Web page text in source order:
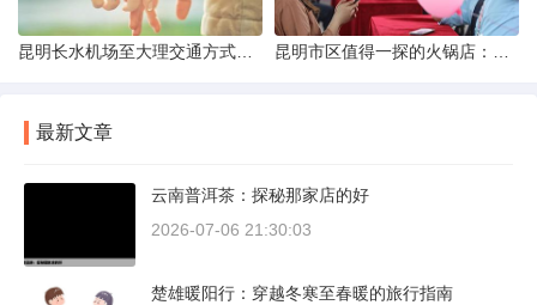
最新文章
云南普洱茶：探秘那家店的好
2026-07-06 21:30:03
楚雄暖阳行：穿越冬寒至春暖的旅行指南